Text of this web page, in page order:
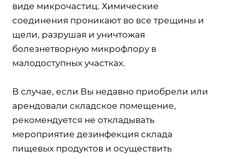
виде микрочастиц. Химические
соединения проникают во все трещины и
щели, разрушая и уничтожая
болезнетворную микрофлору в
малодоступных участках.
В случае, если Вы недавно приобрели или
арендовали складское помещение,
рекомендуется не откладывать
мероприятие дезинфекция склада
пищевых продуктов и осуществить